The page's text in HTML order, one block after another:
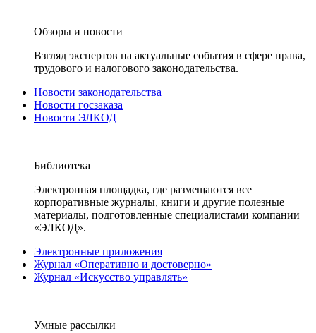
Обзоры и новости
Взгляд экспертов на актуальные события в сфере права,
трудового и налогового законодательства.
Новости законодательства
Новости госзаказа
Новости ЭЛКОД
Библиотека
Электронная площадка, где размещаются все
корпоративные журналы, книги и другие полезные
материалы, подготовленные специалистами компании
«ЭЛКОД».
Электронные приложения
Журнал «Оперативно и достоверно»
Журнал «Искусство управлять»
Умные рассылки